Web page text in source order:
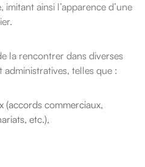
ainsi l’apparence d’une
la rencontrer dans diverses
telles que :
(accords commerciaux,
etc.),